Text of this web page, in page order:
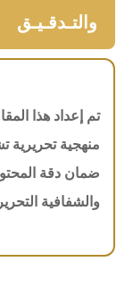
والتـدقـيـق
تم إعداد هذا
منهجية تحريرية
ضمان دقة
والشفافية